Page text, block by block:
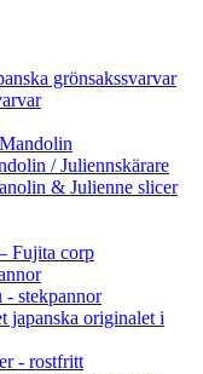
grönsakssvarvar
/ Juliennskärare
& Julienne slicer
Fujita corp
- stekpannor
japanska originalet i
- rostfritt